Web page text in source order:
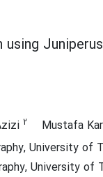
2 Mustafa
University of
University of